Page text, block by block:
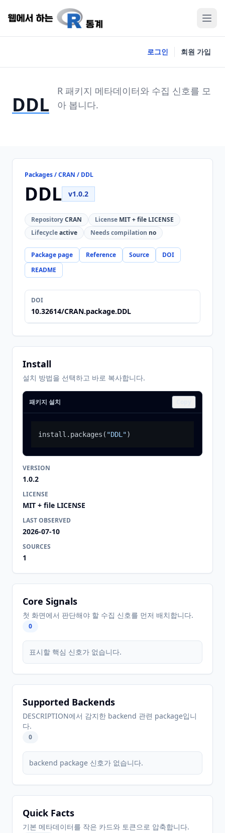
로그인 회원 가입
DDL
R 패키지 메타데이터와 수집 신호를 모
아 봅니다.
Packages / CRAN / DDL
DDL v1.0.2
RepositoryCRAN License MIT + file LICENSE
Lifecycleactive Needs compilation no
Package page Reference Source
DOI
README
DOI
10.32614/CRAN.package.DDL
Install
설치 방법을 선택하고 바로 복사합니다.
패키지 설치
install.packages ( "DDL")
VERSION
1.0.2
LICENSE
MIT + file LICENSE
LAST OBSERVED
2026-07-10
SOURCES
1
Core Signals
첫 화면에서 판단해야 할 수집 신호를 먼저 배치합니다.
0
표시할 핵심 신호가 없습니다.
Supported Backends
DESCRIPTION에서 감지한 backend 관련 package입니
다.
0
backend package 신호가 없습니다.
Quick Facts
기본 메타데이터를 작은 카드와 토큰으로 압축합니다.